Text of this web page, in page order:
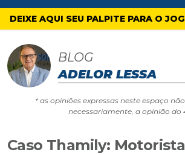
4oito
DEIXE AQUI SEU PALPITE PARA O
BLOG
ADELOR LESSA
* as opiniões expressas neste espaço
necessariamente, a opinião do
Caso Thamily: